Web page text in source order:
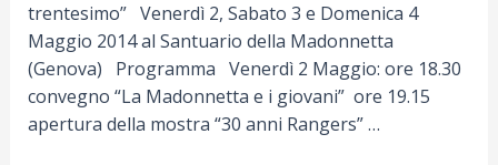
trentesimo” Venerdì 2, Sabato 3 e Domenica 4
Maggio 2014 al Santuario della Madonnetta
(Genova) Programma Venerdì 2 Maggio: ore 18.30
convegno “La Madonnetta e i giovani” ore 19.15
apertura della mostra “30 anni Rangers” …